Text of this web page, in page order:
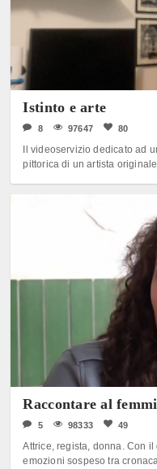
Istinto e arte
8 97647 80
Il videoservizio dedicato ad
pittorica di un artista
Raccontare al
5 98333 49
Attrice, regista, donna. Con
emozioni sospeso tra